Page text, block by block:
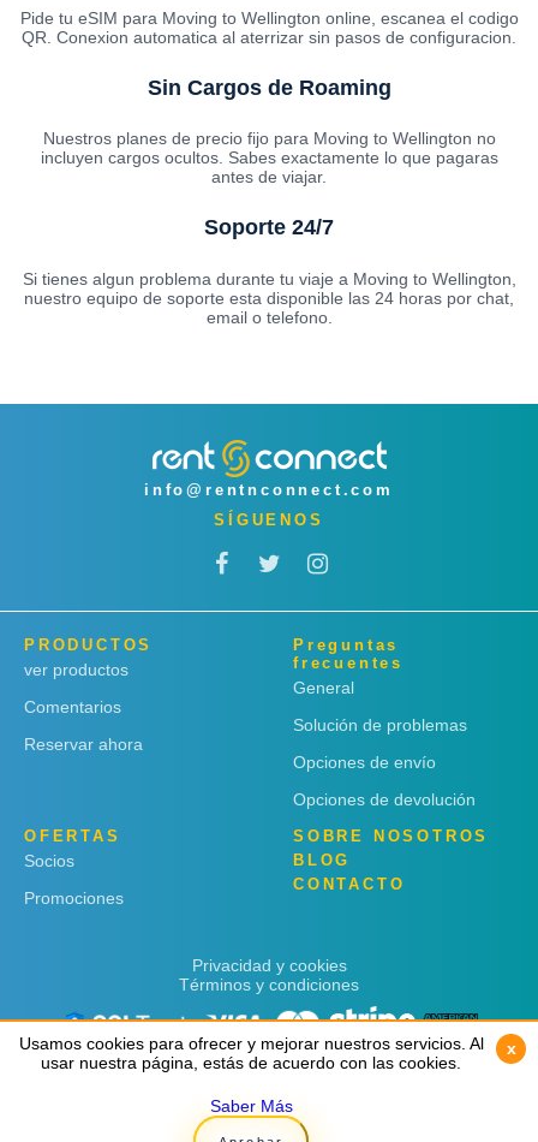
Pide tu eSIM para Moving to Wellington online, escanea el codigo
QR. Conexion automatica al aterrizar sin pasos de configuracion.
Sin Cargos de Roaming
Nuestros planes de precio fijo para Moving to Wellington no
incluyen cargos ocultos. Sabes exactamente lo que pagaras
antes de viajar.
Soporte 24/7
Si tienes algun problema durante tu viaje a Moving to Wellington,
nuestro equipo de soporte esta disponible las 24 horas por chat,
email o telefono.
info@rentnconnect.com
SÍGUENOS
PRODUCTOS
ver productos
Comentarios
Reservar ahora
Preguntas
frecuentes
General
Solución de problemas
Opciones de envío
Opciones de devolución
OFERTAS
Socios
Promociones
SOBRE NOSOTROS
BLOG
CONTACTO
Privacidad y cookies
Términos y condiciones
Copyright © 2019 Rent 'n Connect
Usamos cookies para ofrecer y mejorar nuestros servicios. Al
usar nuestra página, estás de acuerdo con las cookies.
Saber Más
x
Usamos cookies para ofrecer y mejorar nuestros servicios. Al
usar nuestra página, estás de acuerdo con las cookies.
Saber Más
x